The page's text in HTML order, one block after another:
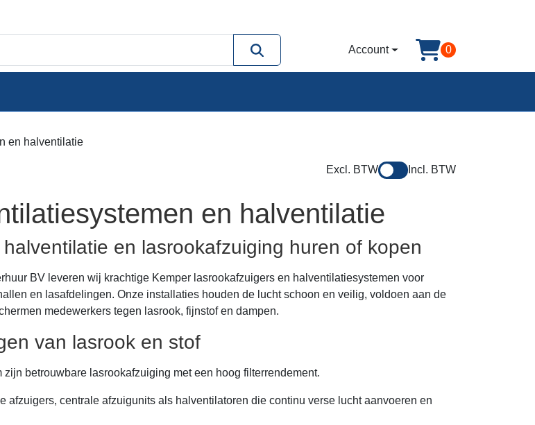
Account 0
en halventilatie
Excl. BTW Incl. BTW
en halventilatie
en lasrookafzuiging huren of kopen
BV leveren wij krachtige Kemper lasrookafzuigers en halventilatiesystemen voor
en lasafdelingen. Onze installaties houden de lucht schoon en veilig, voldoen aan de
medewerkers tegen lasrook, fijnstof en dampen.
van lasrook en stof
zijn betrouwbare lasrookafzuiging met een hoog filterrendement.
afzuigers, centrale afzuigunits als halventilatoren die continu verse lucht aanvoeren en